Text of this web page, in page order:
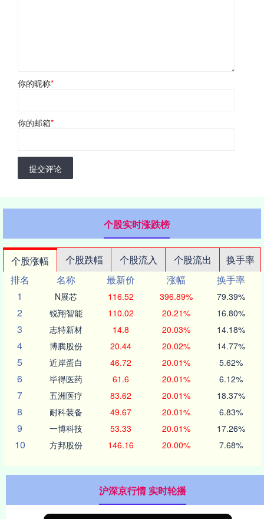
你的昵称*
你的邮箱*
提交评论
个股实时涨跌榜
个股涨幅 个股跌幅 个股流入 个股流出
换手率
排名
名称 最新价 涨幅
换手率
1
N展芯 116.52 396.89% 79.39%
2 锐翔智能 110.02 20.21% 16.80%
3 志特新材 14.8 20.03% 14.18%
4 博腾股份 20.44 20.02% 14.77%
5 近岸蛋白 46.72 20.01% 5.62%
6 毕得医药 61.6 20.01% 6.12%
7 五洲医疗 83.62 20.01% 18.37%
8 耐科装备 49.67 20.01% 6.83%
9 一博科技 53.33 20.01% 17.26%
10 方邦股份 146.16 20.00% 7.68%
沪深京行情 实时轮播